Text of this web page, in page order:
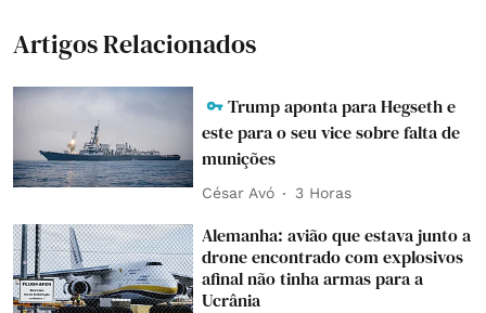
Artigos Relacionados
Trump aponta para Hegseth e
este para o seu vice sobre falta de
munições
César Avó 3 Horas
Alemanha: avião que estava junto a
drone encontrado com explosivos
afinal não tinha armas para a
Ucrânia